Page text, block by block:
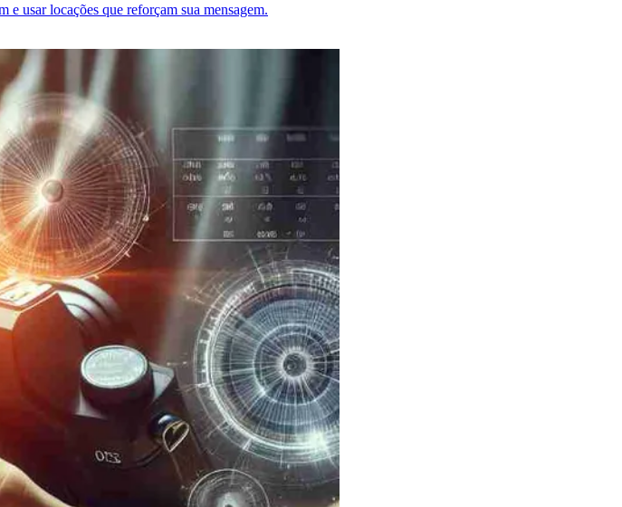
usar locações que reforçam sua mensagem.